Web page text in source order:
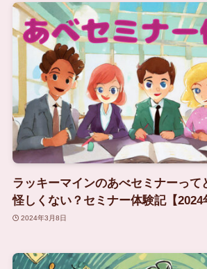
ラッキーマインのあべセミナーって
怪しくない？セミナー体験記【2024
2024年3月8日